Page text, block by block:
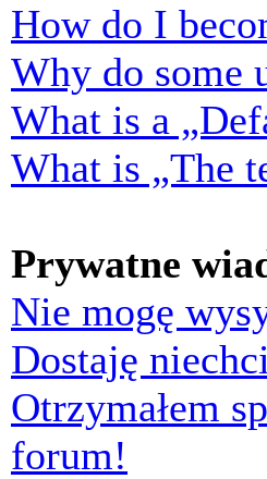
How do I
Why do some
What is a
What is „The
Prywatne
Nie mogę
Dostaję
Otrzymałem
forum!